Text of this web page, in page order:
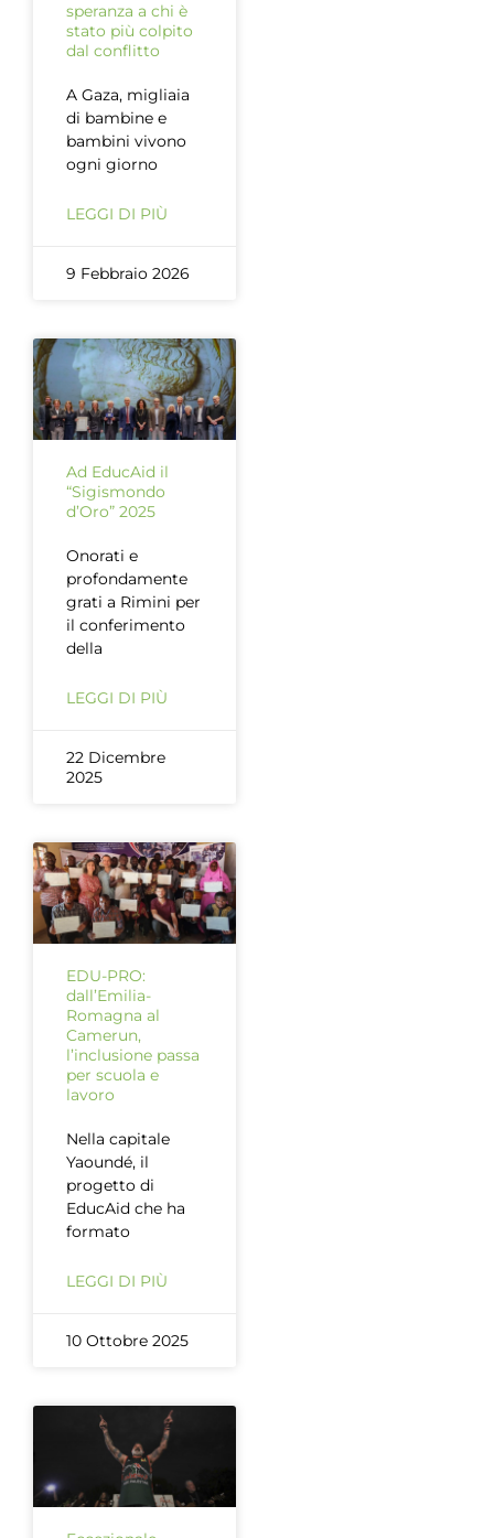
speranza a chi è
stato più colpito
dal conflitto
A Gaza, migliaia
di bambine e
bambini vivono
ogni giorno
LEGGI DI PIÙ
9 Febbraio 2026
Ad EducAid il
“Sigismondo
d’Oro” 2025
Onorati e
profondamente
grati a Rimini per
il conferimento
della
LEGGI DI PIÙ
22 Dicembre
2025
EDU-PRO:
dall’Emilia-
Romagna al
Camerun,
l’inclusione passa
per scuola e
lavoro
Nella capitale
Yaoundé, il
progetto di
EducAid che ha
formato
LEGGI DI PIÙ
10 Ottobre 2025